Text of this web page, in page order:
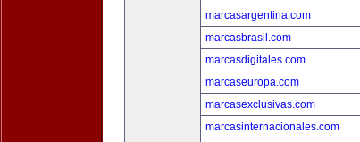
marcasargentina.com
marcasbrasil.com
marcasdigitales.com
marcaseuropa.com
marcasexclusivas.com
marcasinternacionales.com